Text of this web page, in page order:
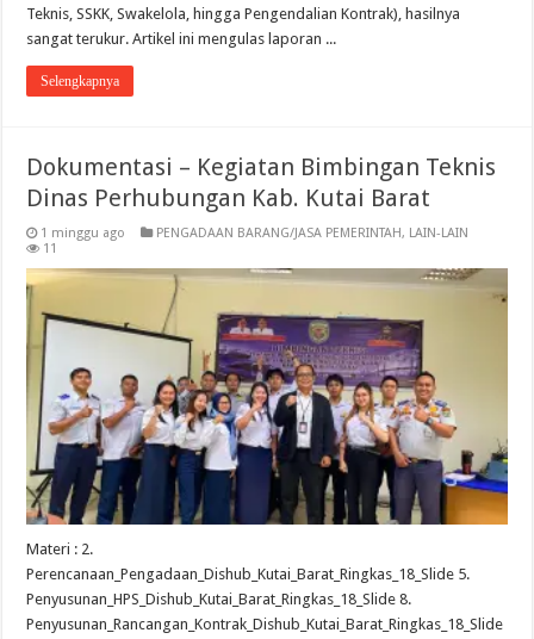
Teknis, SSKK, Swakelola, hingga Pengendalian Kontrak), hasilnya
sangat terukur. Artikel ini mengulas laporan ...
Selengkapnya
Dokumentasi – Kegiatan Bimbingan Teknis
Dinas Perhubungan Kab. Kutai Barat
1 minggu ago PENGADAAN BARANG/JASA PEMERINTAH, LAIN-LAIN
11
Materi : 2.
Perencanaan_Pengadaan_Dishub_Kutai_Barat_Ringkas_18_Slide 5.
Penyusunan_HPS_Dishub_Kutai_Barat_Ringkas_18_Slide 8.
Penyusunan_Rancangan_Kontrak_Dishub_Kutai_Barat_Ringkas_18_Slide